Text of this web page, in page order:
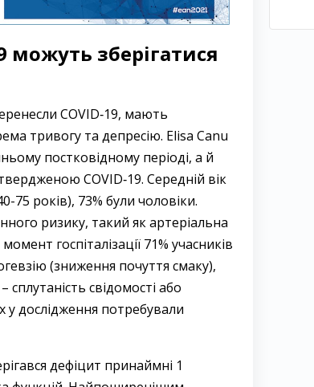
можуть зберігатися
COVID‑19, мають
тривогу та депресію. Elisa Canu
постковідному періоді, а й
COVID‑19. Середній вік
75 років), 73% були чоловіки.
ризику, такий як артеріальна
госпіталізації 71% учасників
(зниження почуття смаку),
свідомості або
у дослідження потребували
дефіцит принаймні 1